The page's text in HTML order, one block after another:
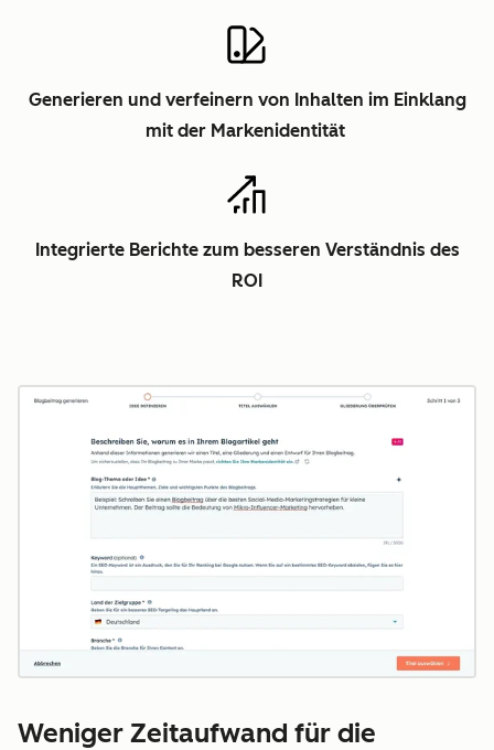
Generieren und verfeinern von Inhalten im Einklang
mit der Markenidentität
Integrierte Berichte zum besseren Verständnis des
ROI
Weniger Zeitaufwand für die